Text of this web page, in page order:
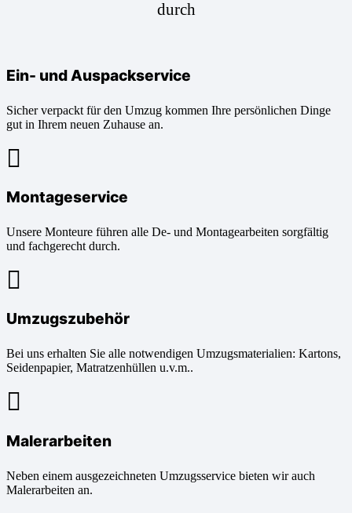
durch
Ein- und Auspackservice
Sicher verpackt für den Umzug kommen Ihre persönlichen Dinge
gut in Ihrem neuen Zuhause an.
Montageservice
Unsere Monteure führen alle De- und Montagearbeiten sorgfältig
und fachgerecht durch.
Umzugszubehör
Bei uns erhalten Sie alle notwendigen Umzugsmaterialien: Kartons,
Seidenpapier, Matratzenhüllen u.v.m..
Malerarbeiten
Neben einem ausgezeichneten Umzugsservice bieten wir auch
Malerarbeiten an.